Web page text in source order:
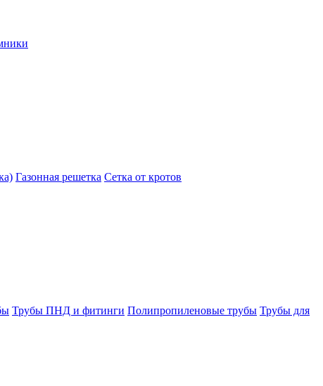
Газонная решетка Сетка от кротов
Трубы ПНД и фитинги Полипропиленовые трубы Трубы для